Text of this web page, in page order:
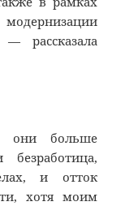
— рассказала
больше
и отток
хотя моим